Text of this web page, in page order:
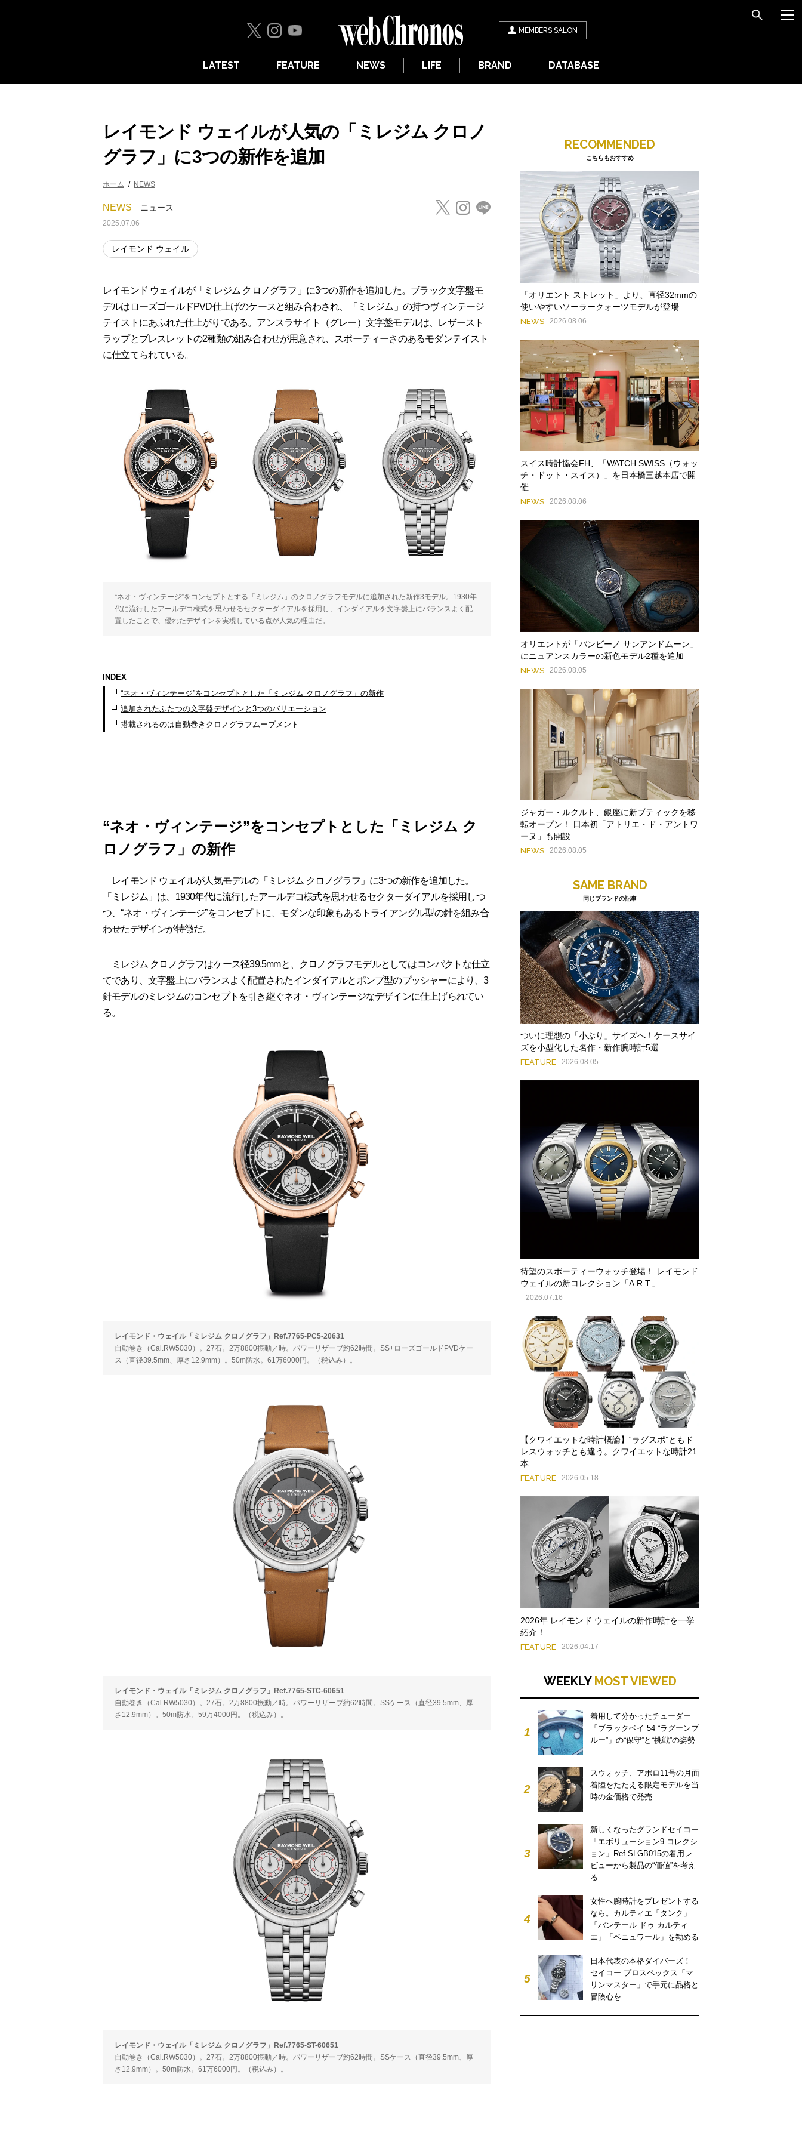
MEMBERS SALON
LATEST FEATURE NEWS LIFE BRAND DATABASE
レイモンド ウェイルが人気の「ミレジム クロノ
グラフ」に3つの新作を追加
ホーム NEWS
NEWS ニュース
2025.07.06
レイモンド ウェイル
レイモンド ウェイルが「ミレジム クロノグラフ」に3つの新作を追加した。ブラック文字盤モ
デルはローズゴールドPVD仕上げのケースと組み合わされ、「ミレジム」の持つヴィンテージ
テイストにあふれた仕上がりである。アンスラサイト（グレー）文字盤モデルは、レザースト
ラップとブレスレットの2種類の組み合わせが用意され、スポーティーさのあるモダンテイスト
に仕立てられている。
“ネオ・ヴィンテージ”をコンセプトとする「ミレジム」のクロノグラフモデルに追加された新作3モデル。1930年
代に流行したアールデコ様式を思わせるセクターダイアルを採用し、インダイアルを文字盤上にバランスよく配
置したことで、優れたデザインを実現している点が人気の理由だ。
INDEX
“ネオ・ヴィンテージ”をコンセプトとした「ミレジム クロノグラフ」の新作
追加されたふたつの文字盤デザインと3つのバリエーション
搭載されるのは自動巻きクロノグラフムーブメント
“ネオ・ヴィンテージ”をコンセプトとした「ミレジム ク
ロノグラフ」の新作
レイモンド ウェイルが人気モデルの「ミレジム クロノグラフ」に3つの新作を追加した。
「ミレジム」は、1930年代に流行したアールデコ様式を思わせるセクターダイアルを採用しつ
つ、“ネオ・ヴィンテージ”をコンセプトに、モダンな印象もあるトライアングル型の針を組み合
わせたデザインが特徴だ。
ミレジム クロノグラフはケース径39.5mmと、クロノグラフモデルとしてはコンパクトな仕立
てであり、文字盤上にバランスよく配置されたインダイアルとポンプ型のプッシャーにより、3
針モデルのミレジムのコンセプトを引き継ぐネオ・ヴィンテージなデザインに仕上げられてい
る。
レイモンド・ウェイル「ミレジム クロノグラフ」Ref.7765-PC5-20631
自動巻き（Cal.RW5030）。27石。2万8800振動／時。パワーリザーブ約62時間。SS+ローズゴールドPVDケー
ス（直径39.5mm、厚さ12.9mm）。50m防水。61万6000円。（税込み）。
レイモンド・ウェイル「ミレジム クロノグラフ」Ref.7765-STC-60651
自動巻き（Cal.RW5030）。27石。2万8800振動／時。パワーリザーブ約62時間。SSケース（直径39.5mm、厚
さ12.9mm）。50m防水。59万4000円。（税込み）。
レイモンド・ウェイル「ミレジム クロノグラフ」Ref.7765-ST-60651
自動巻き（Cal.RW5030）。27石。2万8800振動／時。パワーリザーブ約62時間。SSケース（直径39.5mm、厚
さ12.9mm）。50m防水。61万6000円。（税込み）。
RECOMMENDED
こちらもおすすめ
「オリエント ストレット」より、直径32mmの
使いやすいソーラークォーツモデルが登場
NEWS 2026.08.06
スイス時計協会FH、「WATCH.SWISS（ウォッ
チ・ドット・スイス）」を日本橋三越本店で開
催
NEWS 2026.08.06
オリエントが「バンビーノ サンアンドムーン」
にニュアンスカラーの新色モデル2種を追加
NEWS 2026.08.05
ジャガー・ルクルト、銀座に新ブティックを移
転オープン！ 日本初「アトリエ・ド・アントワ
ーヌ」も開設
NEWS 2026.08.05
SAME BRAND
同じブランドの記事
ついに理想の「小ぶり」サイズへ！ケースサイ
ズを小型化した名作・新作腕時計5選
FEATURE 2026.08.05
待望のスポーティーウォッチ登場！ レイモンド
ウェイルの新コレクション「A.R.T.」
2026.07.16
【クワイエットな時計概論】“ラグスポ”ともド
レスウォッチとも違う。クワイエットな時計21
本
FEATURE 2026.05.18
2026年 レイモンド ウェイルの新作時計を一挙
紹介！
FEATURE 2026.04.17
WEEKLY MOST VIEWED
1
着用して分かったチューダー
「ブラックベイ 54 “ラグーンブ
ルー”」の“保守”と“挑戦”の姿勢
2
スウォッチ、アポロ11号の月面
着陸をたたえる限定モデルを当
時の金価格で発売
3
新しくなったグランドセイコー
「エボリューション9 コレクシ
ョン」Ref.SLGB015の着用レ
ビューから製品の“価値”を考え
る
4
女性へ腕時計をプレゼントする
なら。カルティエ「タンク」
「パンテール ドゥ カルティ
エ」「ベニュワール」を勧める
5
日本代表の本格ダイバーズ！
セイコー プロスペックス「マ
リンマスター」で手元に品格と
冒険心を